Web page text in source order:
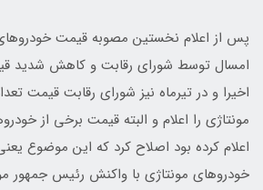
پس از اعلام نخستین مصوبه قیمت خودروهای
امسال توسط شورای رقابت و کاهش شدید
اخیرا و در تیرماه نیز شورای رقابت قیمت
مونتاژی را اعلام و البته قیمت برخی از
اعلام کرده بود اصلاح کرد که این موضوع